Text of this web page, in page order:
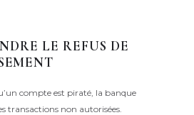
LE REFUS DE
compte est piraté, la banque
transactions non autorisées.